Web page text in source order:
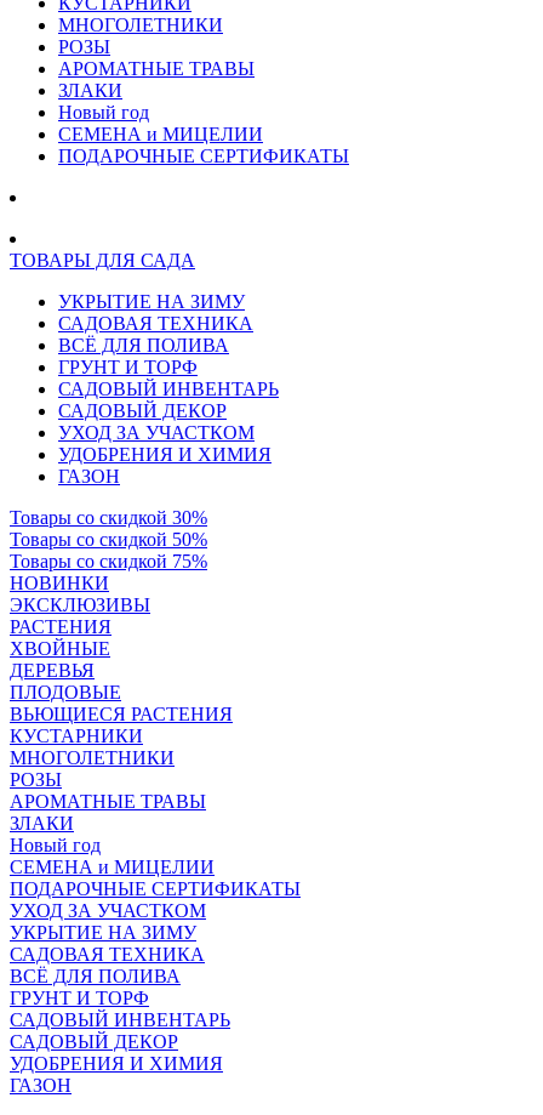
МНОГОЛЕТНИКИ
РОЗЫ
АРОМАТНЫЕ ТРАВЫ
ЗЛАКИ
Новый год
СЕМЕНА и МИЦЕЛИИ
ПОДАРОЧНЫЕ СЕРТИФИКАТЫ
ТОВАРЫ ДЛЯ САДА
УКРЫТИЕ НА ЗИМУ
САДОВАЯ ТЕХНИКА
ВСЁ ДЛЯ ПОЛИВА
ГРУНТ И ТОРФ
САДОВЫЙ ИНВЕНТАРЬ
САДОВЫЙ ДЕКОР
УХОД ЗА УЧАСТКОМ
УДОБРЕНИЯ И ХИМИЯ
ГАЗОН
Товары со скидкой 30%
Товары со скидкой 50%
Товары со скидкой 75%
НОВИНКИ
ЭКСКЛЮЗИВЫ
РАСТЕНИЯ
ХВОЙНЫЕ
ДЕРЕВЬЯ
ПЛОДОВЫЕ
ВЬЮЩИЕСЯ РАСТЕНИЯ
КУСТАРНИКИ
МНОГОЛЕТНИКИ
РОЗЫ
АРОМАТНЫЕ ТРАВЫ
ЗЛАКИ
Новый год
СЕМЕНА и МИЦЕЛИИ
ПОДАРОЧНЫЕ СЕРТИФИКАТЫ
УХОД ЗА УЧАСТКОМ
УКРЫТИЕ НА ЗИМУ
САДОВАЯ ТЕХНИКА
ВСЁ ДЛЯ ПОЛИВА
ГРУНТ И ТОРФ
САДОВЫЙ ИНВЕНТАРЬ
САДОВЫЙ ДЕКОР
УДОБРЕНИЯ И ХИМИЯ
ГАЗОН